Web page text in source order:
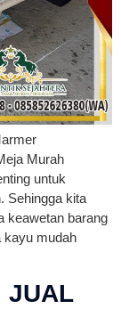
Murah
untuk
Sehingga kita
keawetan barang
kayu mudah
JUAL